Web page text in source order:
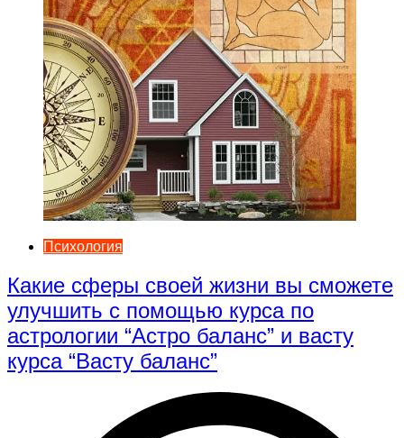
Психология
Какие сферы своей жизни вы сможете
улучшить с помощью курса по
астрологии “Астро баланс” и васту
курса “Васту баланс”